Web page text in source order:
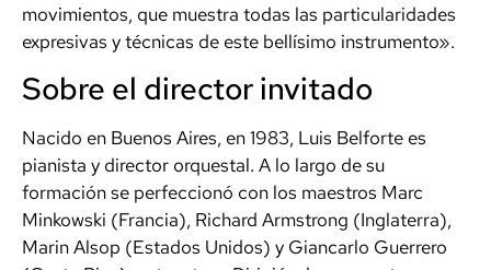
movimientos, que muestra todas las particularidades
expresivas y técnicas de este bellísimo instrumento».
Sobre el director invitado
Nacido en Buenos Aires, en 1983, Luis Belforte es
pianista y director orquestal. A lo largo de su
formación se perfeccionó con los maestros Marc
Minkowski (Francia), Richard Armstrong (Inglaterra),
Marin Alsop (Estados Unidos) y Giancarlo Guerrero